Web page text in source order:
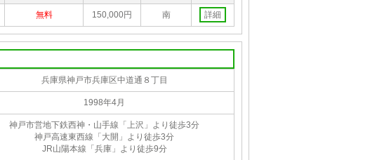
無料 150,000円 南 詳細
兵庫県神戸市兵庫区中道通８丁目
1998年4月
神戸市営地下鉄西神・山手線「上沢」より徒歩3分
神戸高速東西線「大開」より徒歩3分
JR山陽本線「兵庫」より徒歩9分